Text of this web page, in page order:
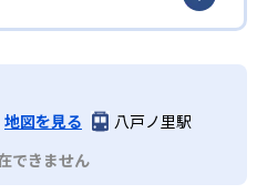
国語力を自然に習得
。音読・要約・ディスカッ
語彙力や文脈理解力を深め
捉え、自分の言葉で再構築
リンクさせ、学習内容を日
ズルのiキューブを用いた教
遊び」のように体験し、自
る。6名程度の少人数チーム
に寄り添いながら指導する
学ぶ意欲を引き出す。家庭
ションを促進するための専
習とも連動。継続的に創造
働性とコミュニケーション能
また、思考力・国語力・野
ムにより、学習内容の定着
されている。さらに、幼児
め、長期的な学習意欲を維
サイトで公開していない。
地図を見る
八戸ノ里駅
できません